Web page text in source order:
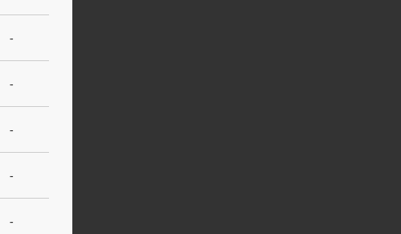
-
-
-
-
-